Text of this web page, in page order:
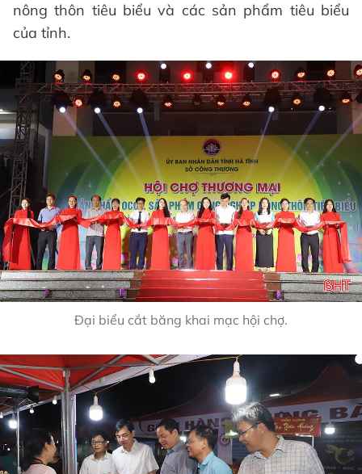
nông thôn tiêu biểu và các sản phẩm tiêu biểu
của tỉnh.
Đại biểu cắt băng khai mạc hội chợ.